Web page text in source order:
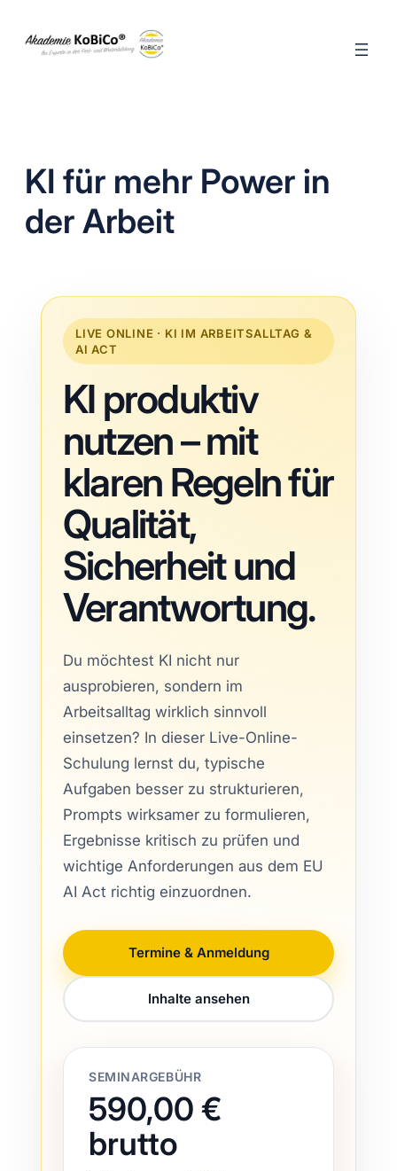
springen
KI für mehr Power in
der Arbeit
LIVE ONLINE · KI IM ARBEITSALLTAG &
AI ACT
KI produktiv
nutzen – mit
klaren Regeln für
Qualität,
Sicherheit und
Verantwortung.
Du möchtest KI nicht nur
ausprobieren, sondern im
Arbeitsalltag wirklich sinnvoll
einsetzen? In dieser Live-Online-
Schulung lernst du, typische
Aufgaben besser zu strukturieren,
Prompts wirksamer zu formulieren,
Ergebnisse kritisch zu prüfen und
wichtige Anforderungen aus dem EU
AI Act richtig einzuordnen.
Termine & Anmeldung
Inhalte ansehen
SEMINARGEBÜHR
590,00 €
brutto